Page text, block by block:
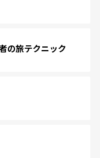
の旅テクニック